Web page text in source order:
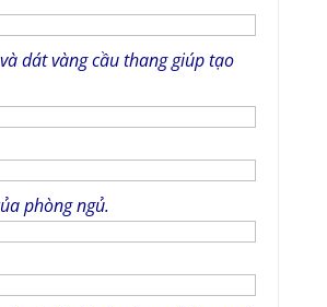
dát vàng cầu thang giúp tạo
phòng ngủ.